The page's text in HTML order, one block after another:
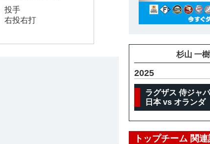
投手
右投右打
杉山 一
2025
ラグザス 侍ジャ
日本 vs オランダ
トップチーム 関